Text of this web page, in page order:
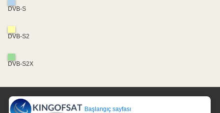
DVB-S
DVB-S2
DVB-S2X
Başlangıç sayfası